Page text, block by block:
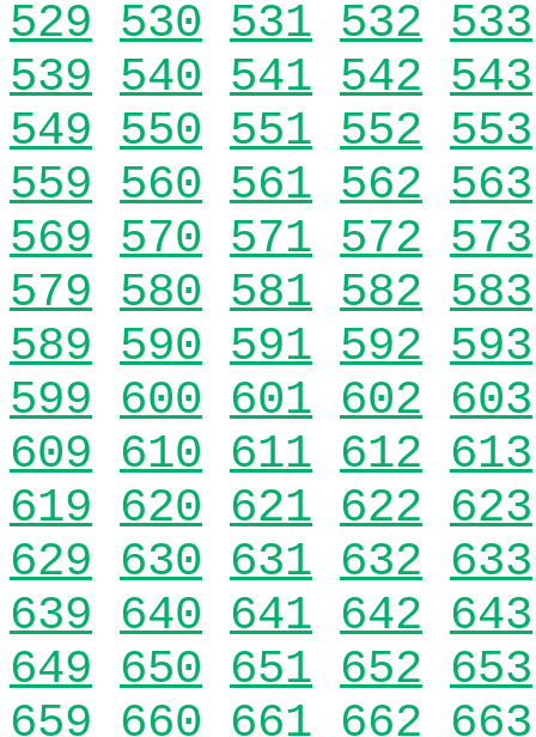
529 530 531 532 533
539 540 541 542 543
549 550 551 552 553
559 560 561 562 563
569 570 571 572 573
579 580 581 582 583
589 590 591 592 593
599 600 601 602 603
609 610 611 612 613
619 620 621 622 623
629 630 631 632 633
639 640 641 642 643
649 650 651 652 653
659 660 661 662 663